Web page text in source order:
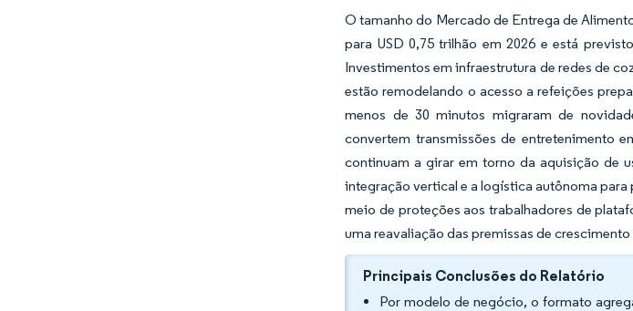
O tamanho do Mercado de Entrega de
para USD 0,75 trilhão em 2026 e está
Investimentos em infraestrutura de redes de
estão remodelando o acesso a refeições
menos de 30 minutos migraram de
convertem transmissões de entretenimento
continuam a girar em torno da aquisição de
integração vertical e a logística autônoma
meio de proteções aos trabalhadores de
uma reavaliação das premissas de
Principais Conclusões do Relatório
Por modelo de negócio, o formato